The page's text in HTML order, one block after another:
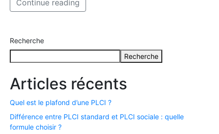
Continue reading
Recherche
Recherche
Articles récents
Quel est le plafond d’une PLCI ?
Différence entre PLCI standard et PLCI sociale : quelle
formule choisir ?